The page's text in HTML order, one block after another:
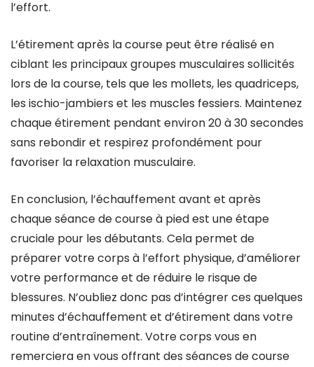
l’effort.
L’étirement après la course peut être réalisé en
ciblant les principaux groupes musculaires sollicités
lors de la course, tels que les mollets, les quadriceps,
les ischio-jambiers et les muscles fessiers. Maintenez
chaque étirement pendant environ 20 à 30 secondes
sans rebondir et respirez profondément pour
favoriser la relaxation musculaire.
En conclusion, l’échauffement avant et après
chaque séance de course à pied est une étape
cruciale pour les débutants. Cela permet de
préparer votre corps à l’effort physique, d’améliorer
votre performance et de réduire le risque de
blessures. N’oubliez donc pas d’intégrer ces quelques
minutes d’échauffement et d’étirement dans votre
routine d’entraînement. Votre corps vous en
remerciera en vous offrant des séances de course